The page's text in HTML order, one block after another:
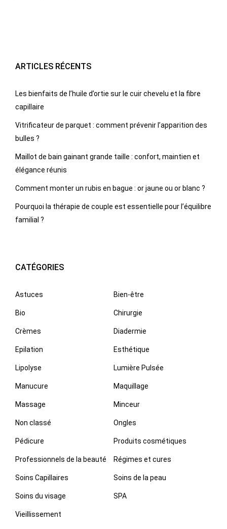
ARTICLES RÉCENTS
Les bienfaits de l’huile d’ortie sur le cuir chevelu et la fibre
capillaire
Vitrificateur de parquet : comment prévenir l’apparition des
bulles ?
Maillot de bain gainant grande taille : confort, maintien et
élégance réunis
Comment monter un rubis en bague : or jaune ou or blanc ?
Pourquoi la thérapie de couple est essentielle pour l’équilibre
familial ?
CATÉGORIES
Astuces Bien-être
Bio Chirurgie
Crèmes Diadermie
Epilation Esthétique
Lipolyse Lumière Pulsée
Manucure Maquillage
Massage Minceur
Non classé Ongles
Pédicure Produits cosmétiques
Professionnels de la beauté Régimes et cures
Soins Capillaires Soins de la peau
Soins du visage SPA
Vieillissement